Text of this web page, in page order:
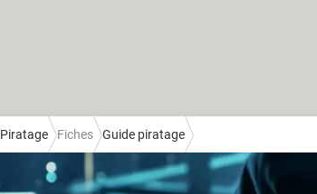
Piratage Fiches Guide piratage